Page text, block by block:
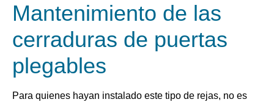
Mantenimiento de las
cerraduras de puertas
plegables
Para quienes hayan instalado este tipo de rejas, no es